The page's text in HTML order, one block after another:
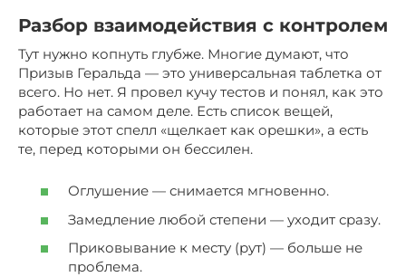
Разбор взаимодействия с контролем
Тут нужно копнуть глубже. Многие думают, что
Призыв Геральда — это универсальная таблетка от
всего. Но нет. Я провел кучу тестов и понял, как это
работает на самом деле. Есть список вещей,
которые этот спелл «щелкает как орешки», а есть
те, перед которыми он бессилен.
Оглушение — снимается мгновенно.
Замедление любой степени — уходит сразу.
Приковывание к месту (рут) — больше не
проблема.